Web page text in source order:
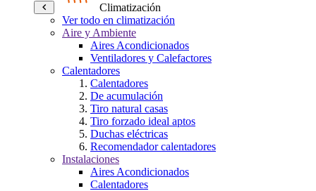
Climatización
Ver todo en climatización
Aire y Ambiente
Aires Acondicionados
Ventiladores y Calefactores
Calentadores
Calentadores
De acumulación
Tiro natural casas
Tiro forzado ideal aptos
Duchas eléctricas
Recomendador calentadores
Instalaciones
Aires Acondicionados
Calentadores